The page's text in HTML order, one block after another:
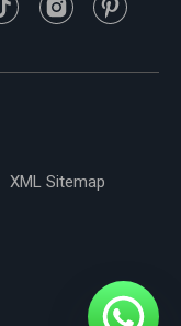
XML Sitemap